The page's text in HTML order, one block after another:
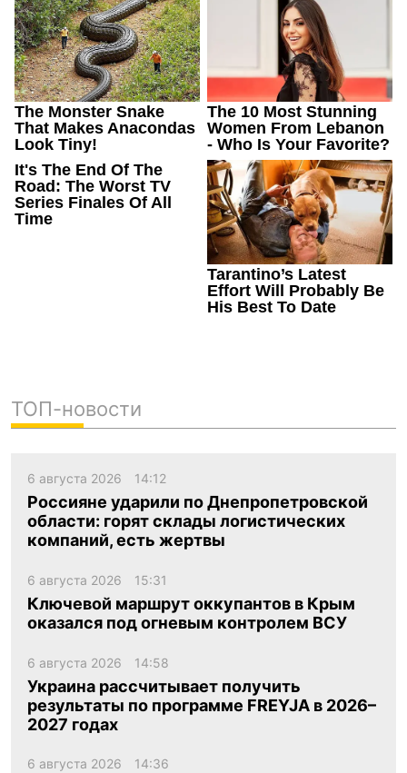
ТОП-новости
6 августа 2026 14:12
Россияне ударили по Днепропетровской
области: горят склады логистических
компаний, есть жертвы
6 августа 2026 15:31
Ключевой маршрут оккупантов в Крым
оказался под огневым контролем ВСУ
6 августа 2026 14:58
Украина рассчитывает получить
результаты по программе FREYJA в 2026–
2027 годах
6 августа 2026 14:36